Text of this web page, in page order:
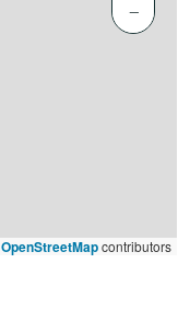
−
OpenStreetMapcontributors